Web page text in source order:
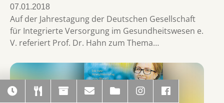
07.01.2018
Auf der Jahrestagung der Deutschen Gesellschaft
für Integrierte Versorgung im Gesundheitswesen e.
V. referiert Prof. Dr. Hahn zum Thema…